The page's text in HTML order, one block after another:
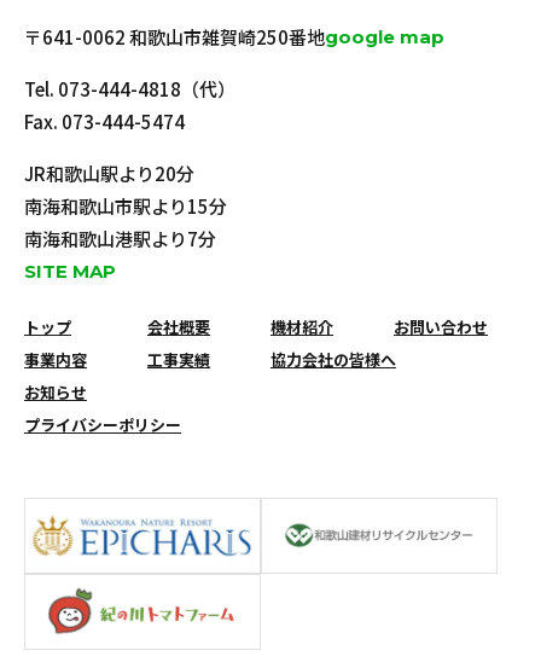
〒641-0062 和歌山市雑賀崎250番地google map
Tel. 073-444-4818 （代）
Fax. 073-444-5474
JR和歌山駅より20分
南海和歌山市駅より15分
南海和歌山港駅より7分
SITE MAP
トップ 会社概要 機材紹介
お問い合わせ
事業内容
工事実績
協力会社の皆様へ
お知らせ
プライバシーポリシー